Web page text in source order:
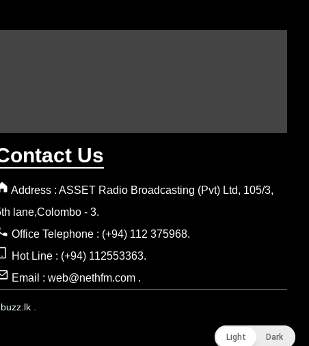
Us
Address : ASSET Radio Broadcasting (Pvt) Ltd, 105/3,
lane,Colombo - 3.
Office Telephone : (+94) 112 375968.
Hot Line : (+94) 112553363.
Email : web@nethfm.com .
.
Light Dark
Light Dark